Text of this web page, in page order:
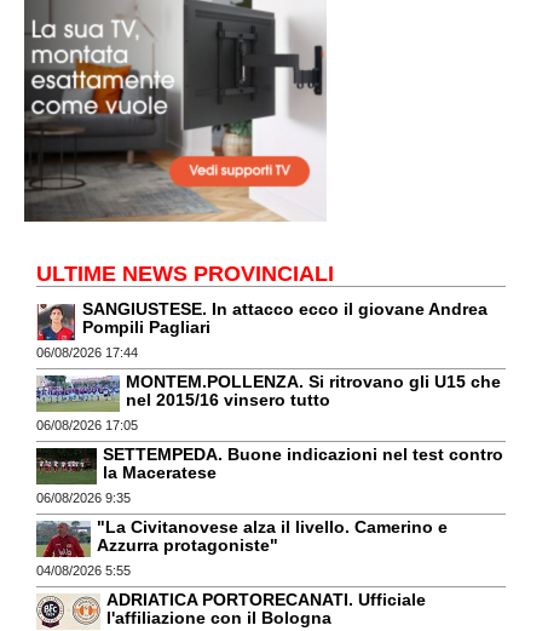
ULTIME NEWS PROVINCIALI
SANGIUSTESE. In attacco ecco il giovane Andrea
Pompili Pagliari
06/08/2026 17:44
MONTEM.POLLENZA. Si ritrovano gli U15 che
nel 2015/16 vinsero tutto
06/08/2026 17:05
SETTEMPEDA. Buone indicazioni nel test contro
la Maceratese
06/08/2026 9:35
"La Civitanovese alza il livello. Camerino e
Azzurra protagoniste"
04/08/2026 5:55
ADRIATICA PORTORECANATI. Ufficiale
l'affiliazione con il Bologna